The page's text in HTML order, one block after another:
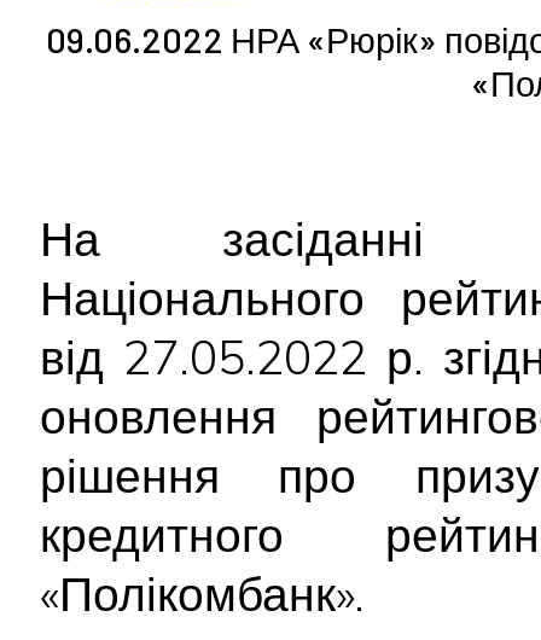
09.06.2022 НРА «Рюрік»
На засіданні
Національного
від 27.05.2022 р.
оновлення
рішення про
кредитного
«Полікомбанк».